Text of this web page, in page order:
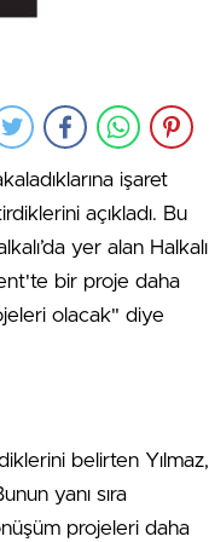
işaret
açıkladı. Bu
yer alan Halkalı
bir proje daha
olacak" diye
belirten Yılmaz,
yanı sıra
projeleri daha